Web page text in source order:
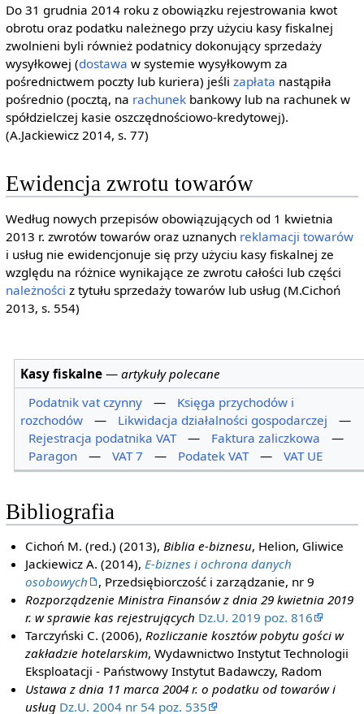
Do 31 grudnia 2014 roku z obowiązku rejestrowania kwot
obrotu oraz podatku należnego przy użyciu kasy fiskalnej
zwolnieni byli również podatnicy dokonujący sprzedaży
wysyłkowej (dostawa w systemie wysyłkowym za
pośrednictwem poczty lub kuriera) jeśli zapłata nastąpiła
pośrednio (pocztą, na rachunekbankowy lub na rachunek w
spółdzielczej kasie oszczędnościowo-kredytowej).
(A.Jackiewicz 2014, s. 77)
Ewidencja zwrotu towarów
Według nowych przepisów obowiązujących od 1 kwietnia
2013 r. zwrotów towarów oraz uznanych reklamacji towarów
i usług nie ewidencjonuje się przy użyciu kasy fiskalnej ze
względu na różnice wynikające ze zwrotu całości lub części
należności z tytułu sprzedaży towarów lub usług (M.Cichoń
2013, s. 554)
Kasy fiskalne —artykuły polecane
Podatnik vat czynny
—
Księga przychodów i
rozchodów
— Likwidacja działalności gospodarczej
—
Rejestracja podatnika VAT
— Faktura zaliczkowa
—
Paragon
— VAT 7 — Podatek VAT — VAT UE
Bibliografia
Cichoń M. (red.) (2013),Biblia e-biznesu, Helion, Gliwice
Jackiewicz A. (2014),E-biznes i ochrona danych
osobowych
, Przedsiębiorczość i zarządzanie, nr 9
Rozporządzenie Ministra Finansów z dnia 29 kwietnia 2019
r. w sprawie kas rejestrujących Dz.U. 2019 poz. 816
Tarczyński C. (2006),Rozliczanie kosztów pobytu gości w
zakładzie hotelarskim, Wydawnictwo Instytut Technologii
Eksploatacji - Państwowy Instytut Badawczy, Radom
Ustawa z dnia 11 marca 2004 r. o podatku od towarów i
usług Dz.U. 2004 nr 54 poz. 535